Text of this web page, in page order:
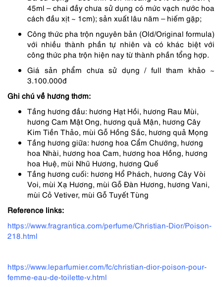
45ml – chai đầy chưa sử dụng có mức vạch nước hoa
cách đầu xịt ~ 1cm); sản xuất lâu năm – hiếm gặp;
Công thức pha trộn nguyên bản (Old/Original formula)
với nhiều thành phần tự nhiên và có khác biệt với
công thức pha trộn hiện nay từ thành phần tổng hợp.
Giá sản phẩm chưa sử dụng / full tham khảo ~
3.100.000đ
Ghi chú về hương thơm:
Tầng hương đầu: hương Hạt Hồi, hương Rau Mùi,
hương Cam Mật Ong, hương quả Mận, hương Cây
Kim Tiền Thảo, mùi Gỗ Hồng Sắc, hương quả Mọng
Tầng hương giữa: hương hoa Cẩm Chướng, hương
hoa Nhài, hương hoa Cam, hương hoa Hồng, hương
hoa Huệ, mùi Nhũ Hương, hương Quế
Tầng hương cuối: hương Hổ Phách, hương Cây Vòi
Voi, mùi Xạ Hương, mùi Gỗ Đàn Hương, hương Vani,
mùi Cỏ Vetiver, mùi Gỗ Tuyết Tùng
Reference links:
https://www.fragrantica.com/perfume/Christian-Dior/Poison-
218.html
https://www.leparfumier.com/fc/christian-dior-poison-pour-
femme-eau-de-toilette-v.html